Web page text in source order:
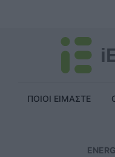
ΠΟΙΟΙ ΕΙΜΑΣΤΕ